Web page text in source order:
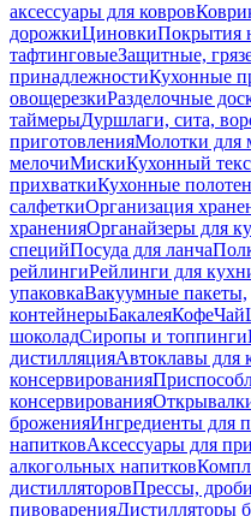
аксессуары для ковров
дорожкиЦиновкиПокрытия
тафтинговыеЗащитные,
принадлежностиКухонные
овощерезкиРазделочные
таймерыДуршлаги, сита,
приготовленияМолотки для
мелочиМискиКухонный
прихваткиКухонные
салфеткиОрганизация
храненияОрганайзеры для
специйПосуда для ланча
рейлингиРейлинги для
упаковкаВакуумные пакеты,
контейнерыБакалеяКофеЧай
шоколадСиропы и топпинги
дистилляцияАвтоклавы для
консервирования
консервирования
броженияИнгредиенты для
напитковАксессуары для
алкогольных напитков
дистилляторовПрессы,
пивоваренияДистилляторы